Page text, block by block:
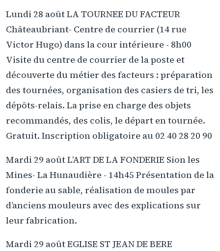
Lundi 28 août LA TOURNEE DU FACTEUR
Châteaubriant- Centre de courrier (14 rue
Victor Hugo) dans la cour intérieure - 8h00
Visite du centre de courrier de la poste et
découverte du métier des facteurs : préparation
des tournées, organisation des casiers de tri, les
dépôts-relais. La prise en charge des objets
recommandés, des colis, le départ en tournée.
Gratuit. Inscription obligatoire au 02 40 28 20 90
Mardi 29 août L’ART DE LA FONDERIE Sion les
Mines- La Hunaudière - 14h45 Présentation de la
fonderie au sable, réalisation de moules par
d’anciens mouleurs avec des explications sur
leur fabrication.
Mardi 29 août EGLISE ST JEAN DE BERE